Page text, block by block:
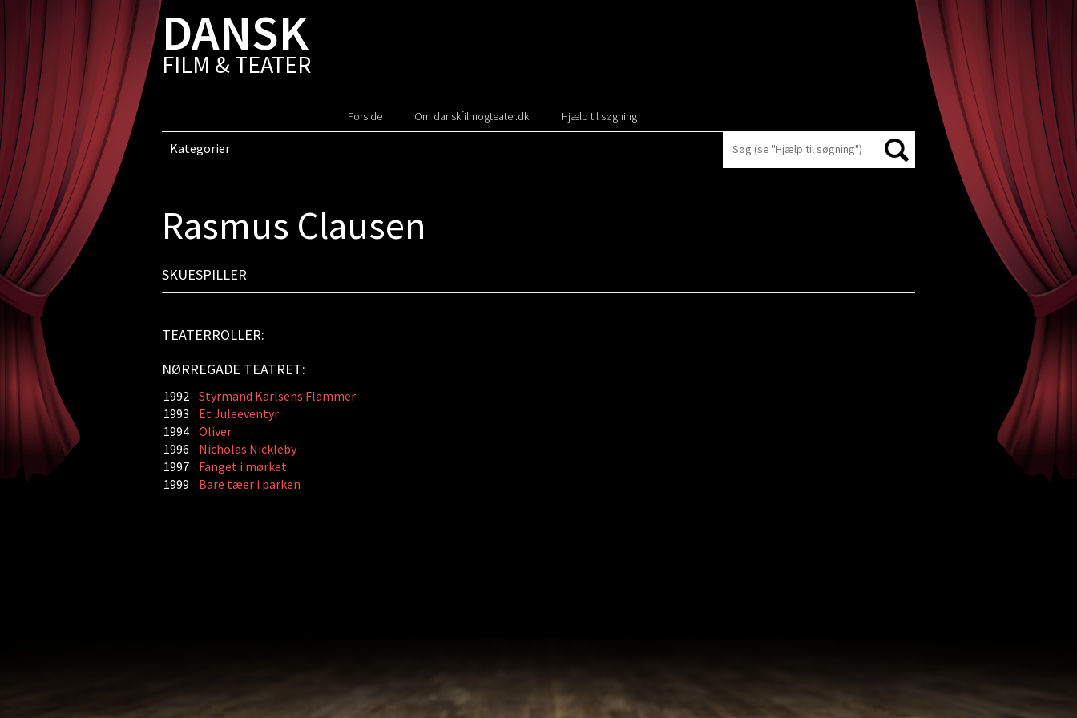
DANSK
FILM & TEATER
Forside Om danskfilmogteater.dk Hjælp til søgning
Kategorier
Rasmus Clausen
SKUESPILLER
TEATERROLLER:
NØRREGADE TEATRET:
1992
Styrmand Karlsens Flammer
1993
Et Juleeventyr
1994
Oliver
1996
Nicholas Nickleby
1997
Fanget i mørket
1999
Bare tæer i parken